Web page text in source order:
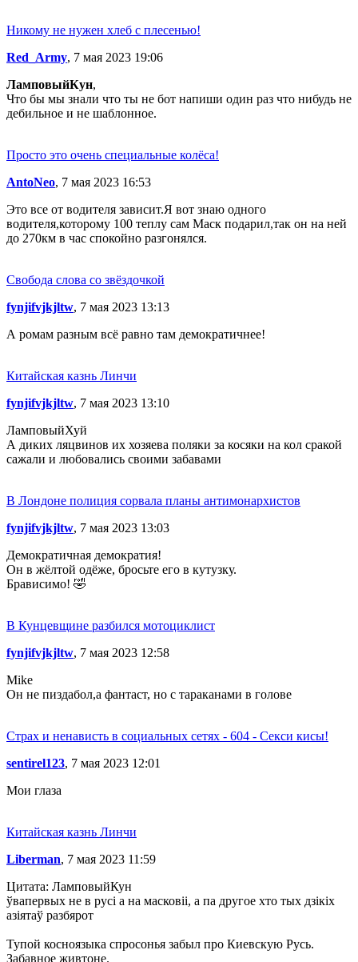
Никому не нужен хлеб с плесенью!
Red_Army, 7 мая 2023 19:06
ЛамповыйКун,
Что бы мы знали что ты не бот напиши один раз что нибудь не
дебильное и не шаблонное.
Просто это очень специальные колёса!
AntoNeo, 7 мая 2023 16:53
Это все от водителя зависит.Я вот знаю одного
водителя,которому 100 теплу сам Маск подарил,так он на ней
до 270км в час спокойно разгонялся.
Свобода слова со звёздочкой
fynjifvjkjltw, 7 мая 2023 13:13
А ромам разным всё равно там демократичнее!
Китайская казнь Линчи
fynjifvjkjltw, 7 мая 2023 13:10
ЛамповыйХуй
А диких ляцвинов их хозяева поляки за косяки на кол сракой
сажали и любовались своими забавами
В Лондоне полиция сорвала планы антимонархистов
fynjifvjkjltw, 7 мая 2023 13:03
Демократичная демократия!
Он в жёлтой одёже, бросьте его в кутузку.
Брависимо! 🤣
В Кунцевщине разбился мотоциклист
fynjifvjkjltw, 7 мая 2023 12:58
Mike
Он не пиздабол,а фантаст, но с тараканами в голове
Страх и ненависть в социальных сетях - 604 - Секси кисы!
sentirel123, 7 мая 2023 12:01
Мои глаза
Китайская казнь Линчи
Liberman, 7 мая 2023 11:59
Цитата: ЛамповыйКун
ўвапервых не в русі а на масковіі, а па другое хто тых дзікіх
азіятаў разбярот
Тупой косноязыка спросонья забыл про Киевскую Русь.
Забавное живтоне.